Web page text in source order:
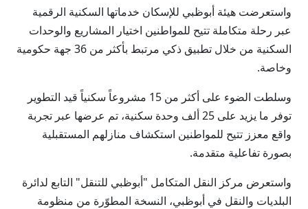
واستعرضت هيئة أبوظبي للإسكان خدماتها السكنية الرقمية
عبر رحلة متكاملة تتيح للمواطنين اختيار المشاريع والوحدات
السكنية من خلال تطبيق ذكي مرتبط بأكثر من 36 جهة حكومية
وخاصة.
وسلطت الضوء على أكثر من 15 مشروعاً سكنياً قيد التطوير
توفر ما يزيد على 25 ألف وحدة سكنية، تم عرضها عبر تجربة
واقع معزز تتيح للمواطنين استكشاف منازلهم المستقبلية
بصورة تفاعلية متقدمة.
واستعرض مركز النقل المتكامل "أبوظبي للتنقل" التابع لدائرة
البلديات والنقل في أبوظبي، النسخة المطوّرة من منظومة